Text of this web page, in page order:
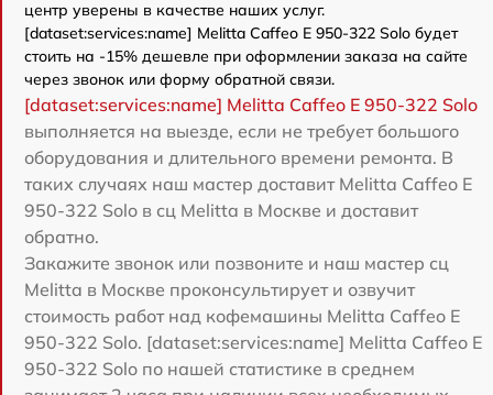
центр уверены в качестве наших услуг.
[dataset:services:name] Melitta Caffeo E 950-322 Solo будет
стоить на -15% дешевле при оформлении заказа на сайте
через звонок или форму обратной связи.
[dataset:services:name] Melitta Caffeo E 950-322 Solo
выполняется на выезде, если не требует большого
оборудования и длительного времени ремонта. В
таких случаях наш мастер доставит Melitta Caffeo E
950-322 Solo в сц Melitta в Москве и доставит
обратно.
Закажите звонок или позвоните и наш мастер сц
Melitta в Москве проконсультирует и озвучит
стоимость работ над кофемашины Melitta Caffeo E
950-322 Solo. [dataset:services:name] Melitta Caffeo E
950-322 Solo по нашей статистике в среднем